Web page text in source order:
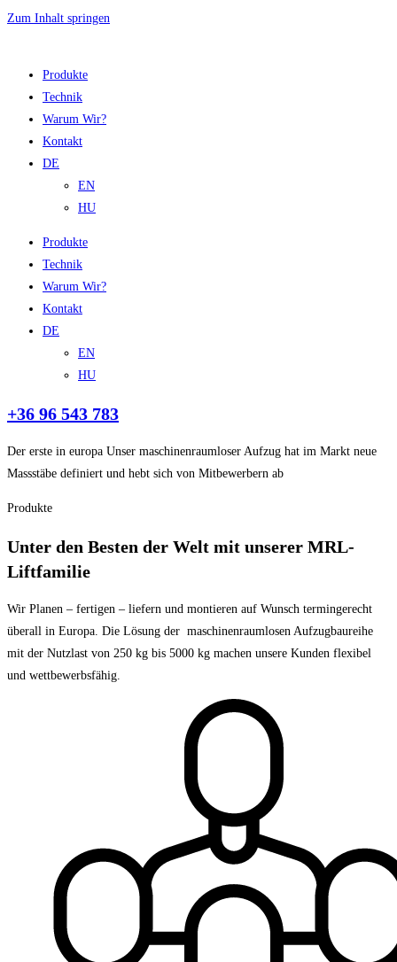
Zum Inhalt springen
Produkte
Technik
Warum Wir?
Kontakt
DE
EN
HU
Produkte
Technik
Warum Wir?
Kontakt
DE
EN
HU
+36 96 543 783
Der erste in europa Unser maschinenraumloser Aufzug hat im Markt neue
Massstäbe definiert und hebt sich von Mitbewerbern ab
Produkte
Unter den Besten der Welt mit unserer MRL-
Liftfamilie
Wir Planen – fertigen – liefern und montieren auf Wunsch termingerecht
überall in Europa. Die Lösung der maschinenraumlosen Aufzugbaureihe
mit der Nutzlast von 250 kg bis 5000 kg machen unsere Kunden flexibel
und wettbewerbsfähig.